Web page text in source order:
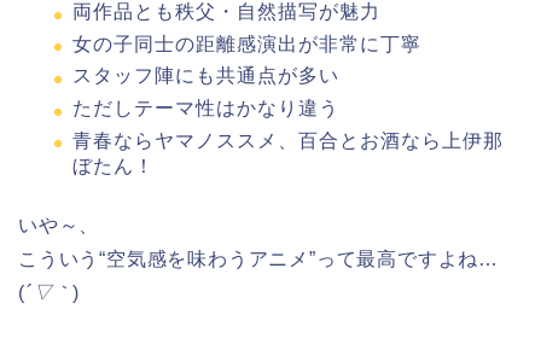
両作品とも秩父・自然描写が魅力
女の子同士の距離感演出が非常に丁寧
スタッフ陣にも共通点が多い
ただしテーマ性はかなり違う
青春ならヤマノススメ、百合とお酒なら上伊那
ぼたん！
いや～、
こういう“空気感を味わうアニメ”って最高ですよね…
(´▽｀)